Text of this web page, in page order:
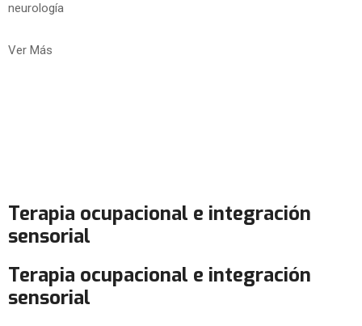
neurología
Ver Más
Terapia ocupacional e integración
sensorial
Terapia ocupacional e integración
sensorial